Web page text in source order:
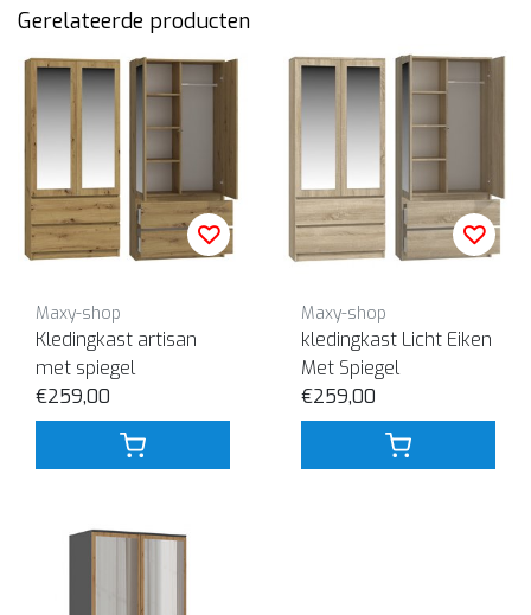
Gerelateerde producten
Maxy-shop
Kledingkast artisan
met spiegel
€259,00
Maxy-shop
kledingkast Licht Eiken
Met Spiegel
€259,00